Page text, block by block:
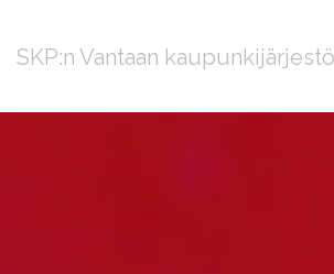
SKP:n Vantaan